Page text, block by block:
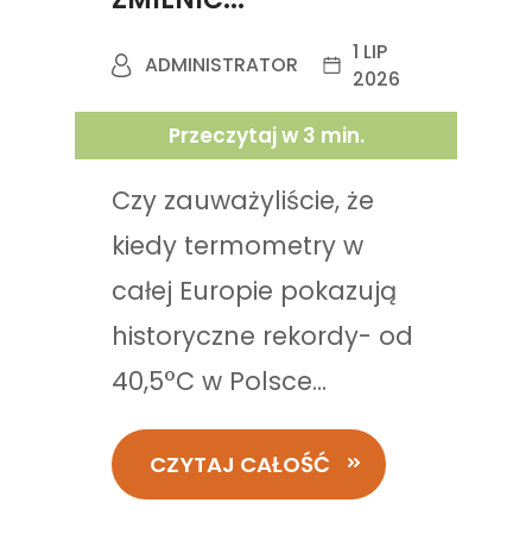
ADMINISTRATOR
1 LIP
2026
Przeczytaj w 3 min.
Czy zauważyliście, że
kiedy termometry w
całej Europie pokazują
historyczne rekordy- od
40,5°C w Polsce...
CZYTAJ CAŁOŚĆ